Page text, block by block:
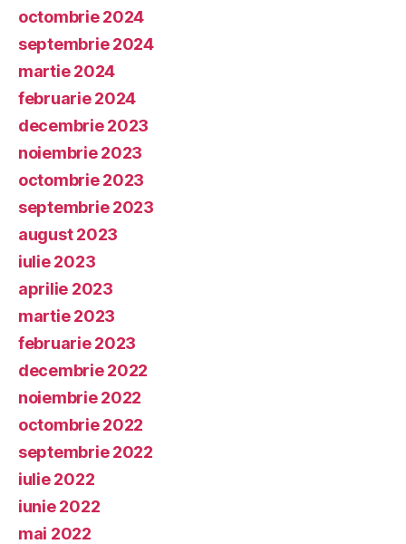
octombrie 2024
septembrie 2024
martie 2024
februarie 2024
decembrie 2023
noiembrie 2023
octombrie 2023
septembrie 2023
august 2023
iulie 2023
aprilie 2023
martie 2023
februarie 2023
decembrie 2022
noiembrie 2022
octombrie 2022
septembrie 2022
iulie 2022
iunie 2022
mai 2022